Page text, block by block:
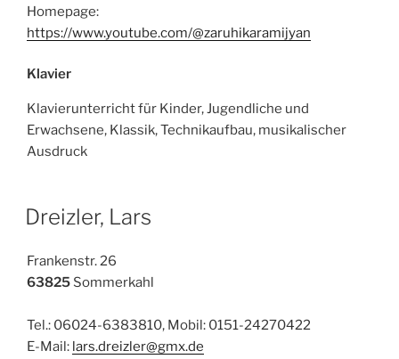
Homepage:
https://www.youtube.com/@zaruhikaramijyan
Klavier
Klavierunterricht für Kinder, Jugendliche und
Erwachsene, Klassik, Technikaufbau, musikalischer
Ausdruck
Dreizler, Lars
Frankenstr. 26
63825 Sommerkahl
Tel.: 06024-6383810, Mobil: 0151-24270422
E-Mail: lars.dreizler@gmx.de